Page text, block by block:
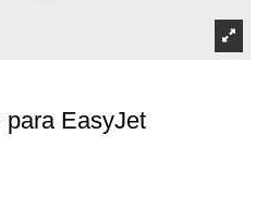
para EasyJet